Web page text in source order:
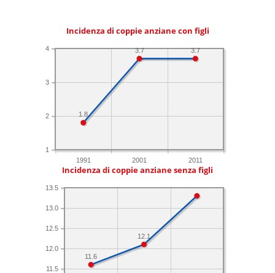
Incidenza di coppie anziane con figli
1991 2001 2011
1
2
3
4 3.7
3.7
1.8
Incidenza di coppie anziane senza figli
11.5
12.0
12.5
13.0
13.5
12.1
11.6